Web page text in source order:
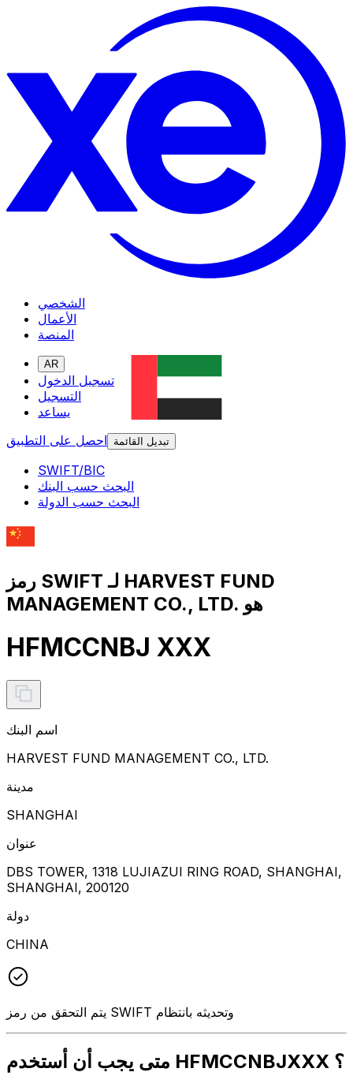
الشخصي
الأعمال
المنصة
AR
تسجيل الدخول
التسجيل
يساعد
احصل على التطبيق
تبديل القائمة
SWIFT/BIC
البحث حسب البنك
البحث حسب الدولة
رمز SWIFT لـ HARVEST FUND
MANAGEMENT CO., LTD. هو
HFMCCNBJ XXX
اسم البنك
HARVEST FUND MANAGEMENT CO., LTD.
مدينة
SHANGHAI
عنوان
DBS TOWER, 1318 LUJIAZUI RING ROAD, SHANGHAI,
SHANGHAI, 200120
دولة
CHINA
يتم التحقق من رمز SWIFT وتحديثه بانتظام
متى يجب أن أستخدم HFMCCNBJXXX ؟